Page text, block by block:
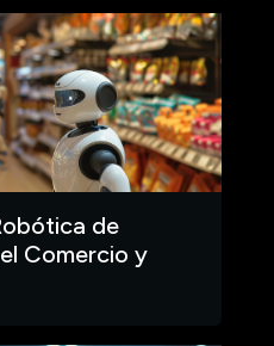
de
Comercio y